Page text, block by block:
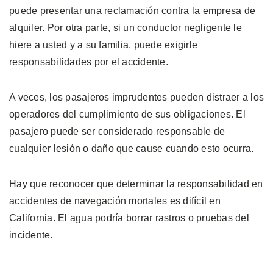
puede presentar una reclamación contra la empresa de
alquiler. Por otra parte, si un conductor negligente le
hiere a usted y a su familia, puede exigirle
responsabilidades por el accidente.
A veces, los pasajeros imprudentes pueden distraer a los
operadores del cumplimiento de sus obligaciones. El
pasajero puede ser considerado responsable de
cualquier lesión o daño que cause cuando esto ocurra.
Hay que reconocer que determinar la responsabilidad en
accidentes de navegación mortales es difícil en
California. El agua podría borrar rastros o pruebas del
incidente.